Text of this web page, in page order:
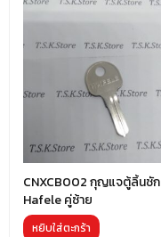
CNXCB002 กุญแจตู้ลิ้นชัก
Hafele คู่ซ้าย
หยิบใส่ตะกร้า